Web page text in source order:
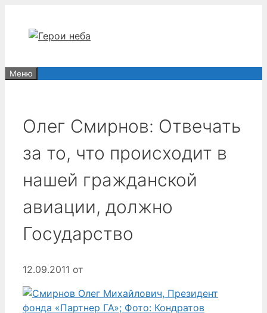
содержимому
Меню
Олег Смирнов: Отвечать
за то, что происходит в
нашей гражданской
авиации, должно
Государство
12.09.2011 от